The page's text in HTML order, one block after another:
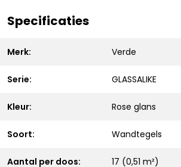
Specificaties
Merk: Verde
Serie: GLASSALIKE
Kleur: Rose glans
Soort: Wandtegels
Aantal per doos: 17 (0,51 m²)